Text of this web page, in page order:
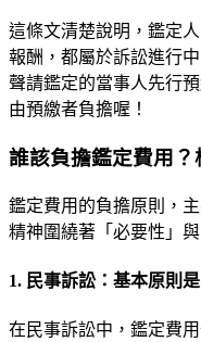
這條文清楚說明，鑑定
報酬，都屬於訴訟進行
聲請鑑定的當事人先行
由預繳者負擔喔！
誰該負擔鑑定費用
鑑定費用的負擔原則，
精神圍繞著「必要性」
1. 民事訴訟：基本原則是
在民事訴訟中，鑑定費